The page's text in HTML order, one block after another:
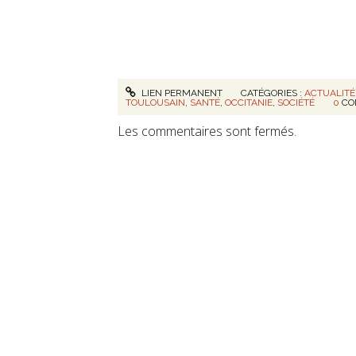
LIEN PERMANENT CATÉGORIES :ACTUALITÉ
TOULOUSAIN SANTÉ OCCITANIE SOCIÉTÉ 0
Les commentaires sont fermés.